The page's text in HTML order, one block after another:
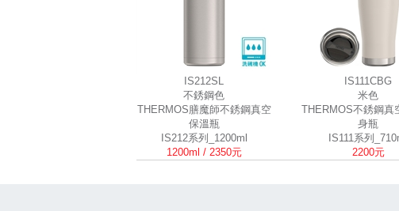
IS212SL
不銹鋼色
THERMOS膳魔師不銹鋼真空
保溫瓶
IS212系列_1200ml
1200ml / 2350元
IS111CBG
米色
THERMOS不銹鋼真
身瓶
IS111系列
2200元